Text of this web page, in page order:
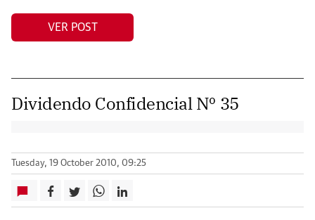
VER POST
Dividendo Confidencial Nº 35
Tuesday, 19 October 2010, 09:25